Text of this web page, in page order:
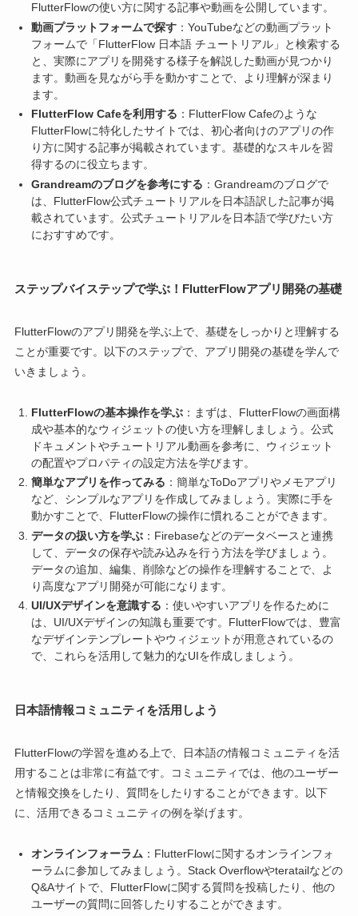
FlutterFlowの使い方に関する記事や動画を公開しています。
動画プラットフォームで探す：YouTubeなどの動画プラット
フォームで「FlutterFlow 日本語 チュートリアル」と検索する
と、実際にアプリを開発する様子を解説した動画が見つかり
ます。動画を見ながら手を動かすことで、より理解が深まり
ます。
FlutterFlow Cafeを利用する ：FlutterFlow Cafeのような
FlutterFlowに特化したサイトでは、初心者向けのアプリの作
り方に関する記事が掲載されています。基礎的なスキルを習
得するのに役立ちます。
Grandreamのブログを参考にする ：Grandreamのブログで
は、FlutterFlow公式チュートリアルを日本語訳した記事が掲
載されています。公式チュートリアルを日本語で学びたい方
におすすめです。
ステップバイステップで学ぶ！FlutterFlowアプリ開発の基礎
FlutterFlowのアプリ開発を学ぶ上で、基礎をしっかりと理解する
ことが重要です。以下のステップで、アプリ開発の基礎を学んで
いきましょう。
FlutterFlowの基本操作を学ぶ：まずは、FlutterFlowの画面構
成や基本的なウィジェットの使い方を理解しましょう。公式
ドキュメントやチュートリアル動画を参考に、ウィジェット
の配置やプロパティの設定方法を学びます。
簡単なアプリを作ってみる ：簡単なToDoアプリやメモアプリ
など、シンプルなアプリを作成してみましょう。実際に手を
動かすことで、FlutterFlowの操作に慣れることができます。
データの扱い方を学ぶ：Firebaseなどのデータベースと連携
して、データの保存や読み込みを行う方法を学びましょう。
データの追加、編集、削除などの操作を理解することで、よ
り高度なアプリ開発が可能になります。
UI/UXデザインを意識する ：使いやすいアプリを作るために
は、UI/UXデザインの知識も重要です。FlutterFlowでは、豊富
なデザインテンプレートやウィジェットが用意されているの
で、これらを活用して魅力的なUIを作成しましょう。
日本語情報コミュニティを活用しよう
FlutterFlowの学習を進める上で、日本語の情報コミュニティを活
用することは非常に有益です。コミュニティでは、他のユーザー
と情報交換をしたり、質問をしたりすることができます。以下
に、活用できるコミュニティの例を挙げます。
オンラインフォーラム ：FlutterFlowに関するオンラインフォ
ーラムに参加してみましょう。Stack Overflowやteratailなどの
Q&Aサイトで、FlutterFlowに関する質問を投稿したり、他の
ユーザーの質問に回答したりすることができます。